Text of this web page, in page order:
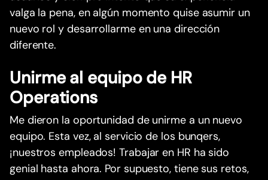
valga la pena, en algún momento quise asumir un
nuevo rol y desarrollarme en una dirección
diferente.
Unirme al equipo de HR
Operations
Me dieron la oportunidad de unirme a un nuevo
equipo. Esta vez, al servicio de los bunqers,
¡nuestros empleados! Trabajar en HR ha sido
genial hasta ahora. Por supuesto, tiene sus retos,